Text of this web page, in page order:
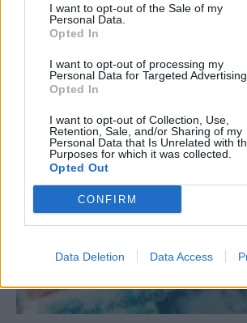
I want to opt-out of the Sale of my
Personal Data.
Opted In
I want to opt-out of processing my
Personal Data for Targeted Advertising.
Opted In
I want to opt-out of Collection, Use,
Retention, Sale, and/or Sharing of my
Personal Data that Is Unrelated with
Purposes for which it was collected.
Opted Out
CONFIRM
Data Deletion Data Access
MARKETS
Ebury: Η ήπια Fed πιέζει
Του Enrique Diaz-Alvarez, Chief Economist στην
πληρωμών Ebury
NEWSROOM